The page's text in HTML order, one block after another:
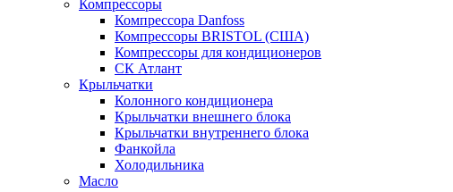
Компрессоры
Компрессора Danfoss
Компрессоры BRISTOL (США)
Компрессоры для кондиционеров
СК Атлант
Крыльчатки
Колонного кондиционера
Крыльчатки внешнего блока
Крыльчатки внутреннего блока
Фанкойла
Холодильника
Масло